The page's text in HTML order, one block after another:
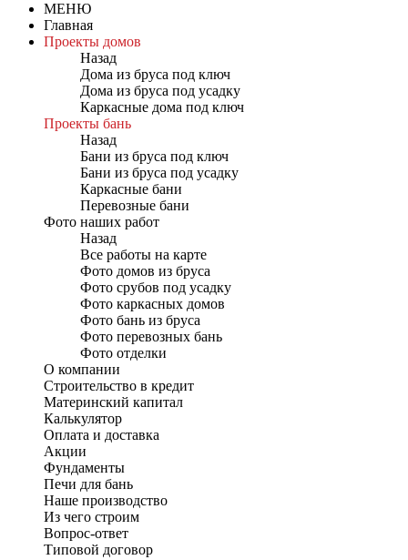
МЕНЮ
Главная
Проекты домов
Назад
Дома из бруса под ключ
Дома из бруса под усадку
Каркасные дома под ключ
Проекты бань
Назад
Бани из бруса под ключ
Бани из бруса под усадку
Каркасные бани
Перевозные бани
Фото наших работ
Назад
Все работы на карте
Фото домов из бруса
Фото срубов под усадку
Фото каркасных домов
Фото бань из бруса
Фото перевозных бань
Фото отделки
О компании
Строительство в кредит
Материнский капитал
Калькулятор
Оплата и доставка
Акции
Фундаменты
Печи для бань
Наше производство
Из чего строим
Вопрос-ответ
Типовой договор